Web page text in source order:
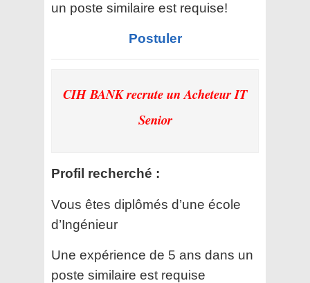
un poste similaire est requise!
Postuler
CIH BANK recrute un Acheteur IT
Senior
Profil recherché :
Vous êtes diplômés d’une école
d’Ingénieur
Une expérience de 5 ans dans un
poste similaire est requise